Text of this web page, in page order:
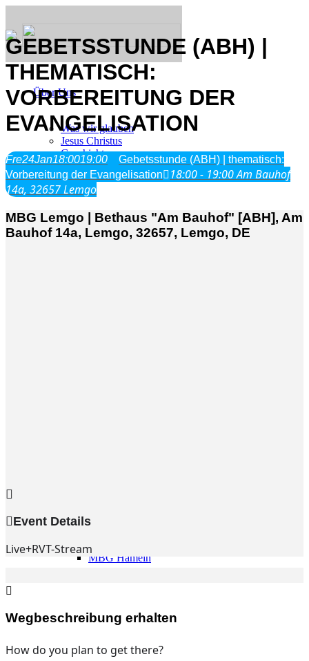
Über Uns
Was wir glauben
Jesus Christus
Geschichte
Neu hier
Junge Erwachsene
Gemeinde Hameln
MBG Hameln
Stream
GEBETSSTUNDE (ABH) |
THEMATISCH:
VORBEREITUNG DER
EVANGELISATION
Fre24Jan18:0019:00
Gebetsstunde (ABH) | thematisch:
Vorbereitung der Evangelisation
18:00 - 19:00Am Bauhof
14a, 32657 Lemgo
MBG Lemgo | Bethaus "Am Bauhof" [ABH], Am
Bauhof 14a, Lemgo, 32657, Lemgo, DE
Event Details
Live+RVT-Stream
Wegbeschreibung erhalten
How do you plan to get there?